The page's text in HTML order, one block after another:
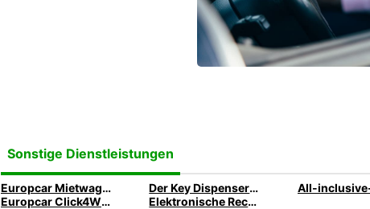
Sonstige Dienstleistungen
Europcar Mietwagen mit Lieferung & Abholung zur Firmenadresse Der Key Dispenser für Ihre Geschäftsreise
Europcar Click4Wheels
Elektronische Rechnung von Europcar